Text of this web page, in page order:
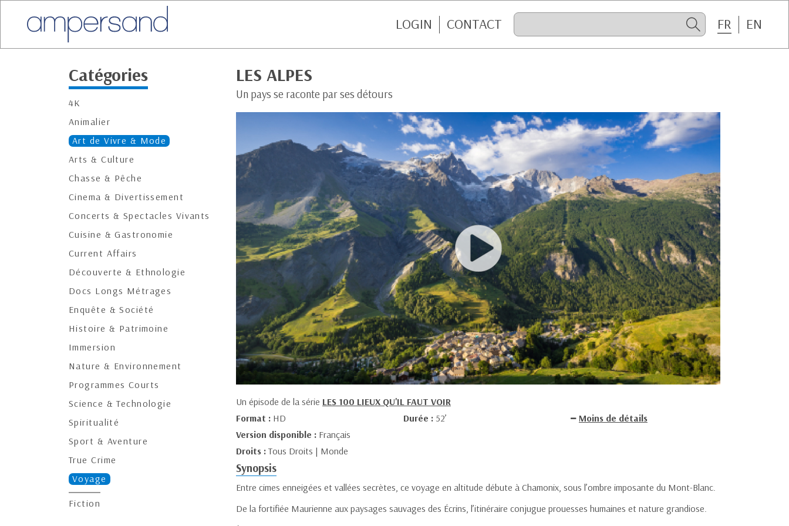
LOGIN CONTACT FR EN
Catégories
4K
Animalier
Art de Vivre & Mode
Arts & Culture
Chasse & Pêche
Cinema & Divertissement
Concerts & Spectacles Vivants
Cuisine & Gastronomie
Current Affairs
Découverte & Ethnologie
Docs Longs Métrages
Enquête & Société
Histoire & Patrimoine
Immersion
Nature & Environnement
Programmes Courts
Science & Technologie
Spiritualité
Sport & Aventure
True Crime
Voyage
Fiction
LES ALPES
Un pays se raconte par ses détours
Un épisode de la série LES 100 LIEUX QU'IL FAUT VOIR
Format : HD Durée : 52’
Moins de détails
Version disponible : Français
Droits :Tous Droits | Monde
Synopsis
Entre cimes enneigées et vallées secrètes, ce voyage en altitude débute à Chamonix, sous l’ombre imposante du Mont-Blanc.
De la fortifiée Maurienne aux paysages sauvages des Écrins, l’itinéraire conjugue prouesses humaines et nature grandiose.